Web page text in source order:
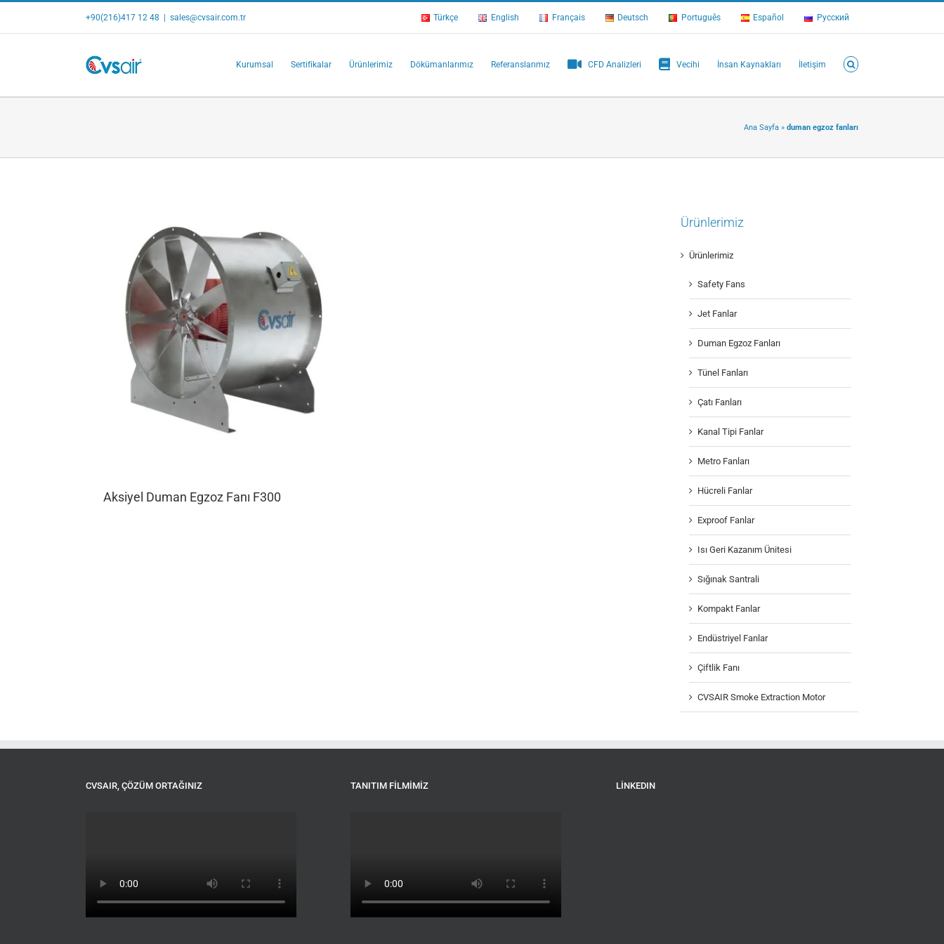
content
+90(216)417 12 48 sales@cvsair.com.tr Türkçe English Français Deutsch Português Español Русский
Kurumsal Sertifikalar Ürünlerimiz Dökümanlarımız Referanslarımız CFD Analizleri Vecihi İnsan Kaynakları İletişim
Ana Sayfa » duman egzoz fanları
Aksiyel Duman Egzoz Fanı F300
Ürünlerimiz
Ürünlerimiz
Safety Fans
Jet Fanlar
Duman Egzoz Fanları
Tünel Fanları
Çatı Fanları
Kanal Tipi Fanlar
Metro Fanları
Hücreli Fanlar
Exproof Fanlar
Isı Geri Kazanım Ünitesi
Sığınak Santrali
Kompakt Fanlar
Endüstriyel Fanlar
Çiftlik Fanı
CVSAIR Smoke Extraction Motor
CVSAIR, ÇÖZÜM ORTAĞINIZ TANITIM FILMIMIZ LINKEDIN